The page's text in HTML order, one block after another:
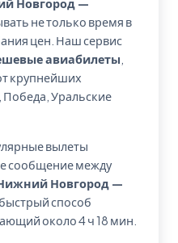
Новгород —
не только время в
цен. Наш сервис
авиабилеты
крупнейших
Победа, Уральские
вылеты
сообщение между
Новгород —
способ
около 4 ч 18 мин.